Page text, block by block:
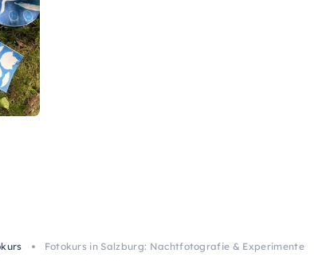
Fotokurs in Salzburg: Nachtfotografie & Experimente